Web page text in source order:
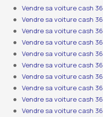
Vendre sa voiture cash
Vendre sa voiture cash
Vendre sa voiture cash
Vendre sa voiture cash
Vendre sa voiture cash
Vendre sa voiture cash
Vendre sa voiture cash
Vendre sa voiture cash
Vendre sa voiture cash
Vendre sa voiture cash